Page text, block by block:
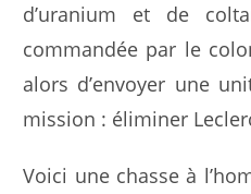
d’uranium et de
commandée par le
alors d’envoyer une
mission : éliminer
Voici une chasse à